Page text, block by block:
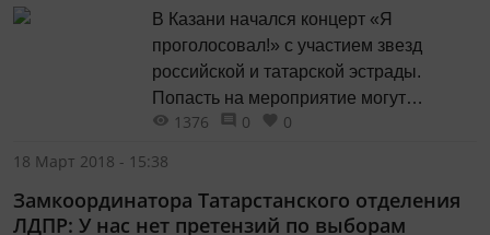
явкой 95,03 и 94,88 процента
соответственно. Замыкают рейтинг...
В Казани начался концерт «Я
проголосовал!» с участием звезд
российской и татарской эстрады.
Попасть на мероприятие могут
обладатели браслетов, которые
Хедлайнерами праздничного
мероприятия являются Валерий
1376 0
0
18 Март 2018 - 15:38
Замкоординатора Татарстанского отделения
ЛДПР: У нас нет претензий по выборам